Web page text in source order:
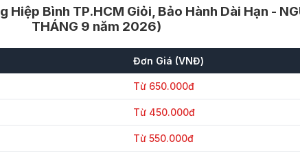
Bình TP.HCM Giỏi, Bảo Hành Dài Hạn -
THÁNG 9 năm 2026)
Đơn Giá (VNĐ)
Từ 650.000đ
Từ 450.000đ
Từ 550.000đ